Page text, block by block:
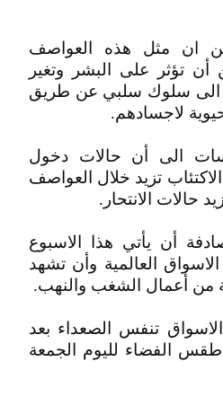
ان مثل هذه العواصف
أن تؤثر على البشر وتغير
الى سلوك سلبي عن طريق
لاجسادهم.
الى أن حالات دخول
تزيد خلال العواصف
حالات الانتحار.
أن يأتي هذا الاسبوع
العالمية وأن تشهد
من أعمال الشغب والنهب.
تنفس الصعداء بعد
طقس الفضاء لليوم الجمعة